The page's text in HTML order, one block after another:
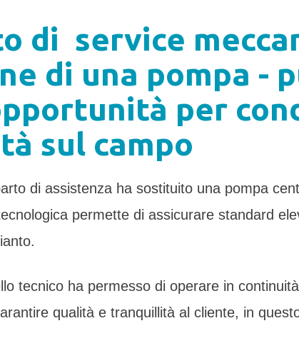
di service
di una pompa -
per
sul campo
di assistenza ha sostituito una pompa
permette di assicurare standard
tecnico ha permesso di operare in
qualità e tranquillità al cliente, in